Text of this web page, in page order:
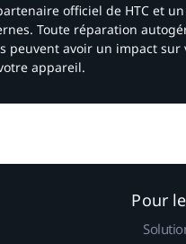
officiel de HTC et
Toute réparation
peuvent avoir un impact
appareil.​
Pour